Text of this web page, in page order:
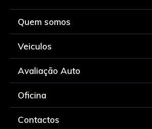
Quem somos
Veiculos
Avaliação Auto
Oficina
Contactos